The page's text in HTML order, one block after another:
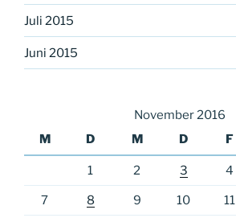
Juli 2015
Juni 2015
November 2016
M
D M D F
1 2 3 4
7 8 9 10 11